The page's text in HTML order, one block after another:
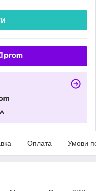
Оплата Умови